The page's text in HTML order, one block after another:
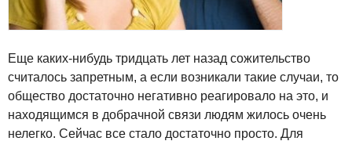
Еще каких-нибудь тридцать лет назад сожительство
считалось запретным, а если возникали такие случаи, то
общество достаточно негативно реагировало на это, и
находящимся в добрачной связи людям жилось очень
нелегко. Сейчас все стало достаточно просто. Для